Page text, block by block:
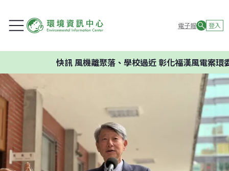
電子報 登入
風機離聚落、學校過近 彰化福漢風電案環委建議